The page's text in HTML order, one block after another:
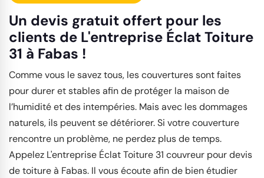
Un devis gratuit offert pour les
clients de L'entreprise Éclat Toiture
31 à Fabas !
Comme vous le savez tous, les couvertures sont faites
pour durer et stables afin de protéger la maison de
l’humidité et des intempéries. Mais avec les dommages
naturels, ils peuvent se détériorer. Si votre couverture
rencontre un problème, ne perdez plus de temps.
Appelez L'entreprise Éclat Toiture 31 couvreur pour devis
de toiture à Fabas. Il vous écoute afin de bien étudier